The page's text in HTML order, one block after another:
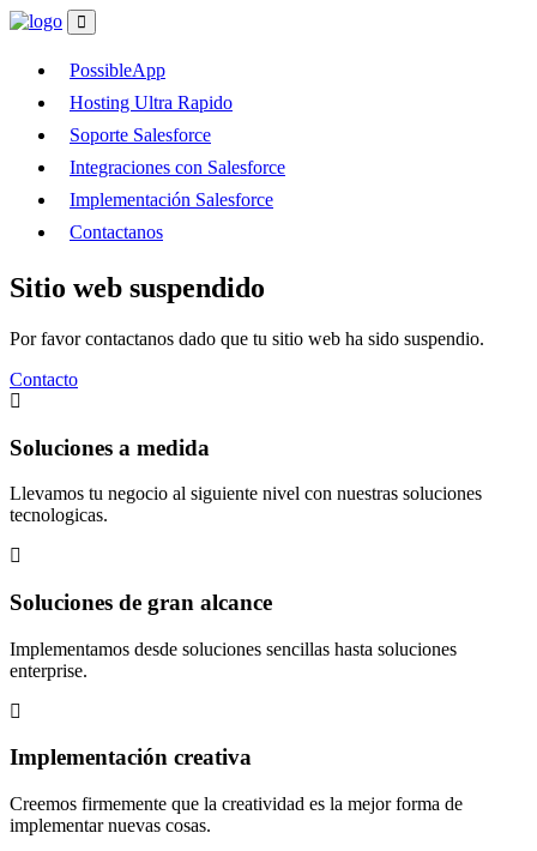
PossibleApp
Hosting Ultra Rapido
Soporte Salesforce
Integraciones con Salesforce
Implementación Salesforce
Contactanos
Sitio web suspendido
Por favor contactanos dado que tu sitio web ha sido suspendio.
Contacto
Soluciones a medida
Llevamos tu negocio al siguiente nivel con nuestras soluciones
tecnologicas.
Soluciones de gran alcance
Implementamos desde soluciones sencillas hasta soluciones
enterprise.
Implementación creativa
Creemos firmemente que la creatividad es la mejor forma de
implementar nuevas cosas.